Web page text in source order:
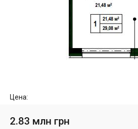
Цена:
2.83 млн грн